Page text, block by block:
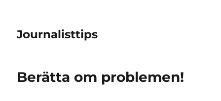
Journalisttips
Berätta om problemen!